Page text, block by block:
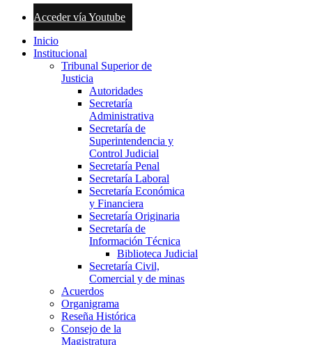
Acceder vía Youtube
Inicio
Institucional
Tribunal Superior de
Justicia
Autoridades
Secretaría
Administrativa
Secretaría de
Superintendencia y
Control Judicial
Secretaría Penal
Secretaría Laboral
Secretaría Económica
y Financiera
Secretaría Originaria
Secretaría de
Información Técnica
Biblioteca Judicial
Secretaría Civil,
Comercial y de minas
Acuerdos
Organigrama
Reseña Histórica
Consejo de la
Magistratura